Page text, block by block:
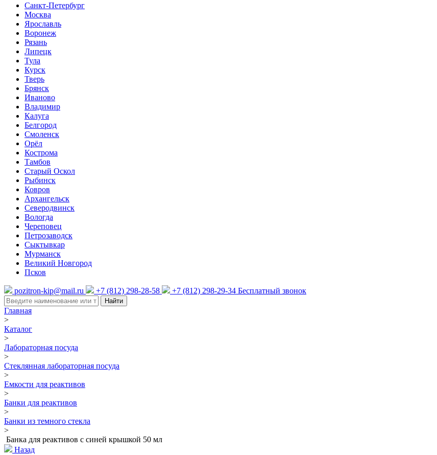
Санкт-Петербург
Москва
Ярославль
Воронеж
Рязань
Липецк
Тула
Курск
Тверь
Брянск
Иваново
Владимир
Калуга
Белгород
Смоленск
Орёл
Кострома
Тамбов
Старый Оскол
Рыбинск
Ковров
Архангельск
Северодвинск
Вологда
Череповец
Петрозаводск
Сыктывкар
Мурманск
Великий Новгород
Псков
pozitron-kip@mail.ru +7 (812) 298-28-58 +7 (812) 298-29-34 Бесплатный звонок
Найти
Главная
>
Каталог
>
Лабораторная посуда
>
Стеклянная лабораторная посуда
>
Емкости для реактивов
>
Банки для реактивов
>
Банки из темного стекла
>
Банка для реактивов с синей крышкой 50 мл
Назад